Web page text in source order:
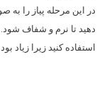
در این مرحله پیاز را به
دهید تا نرم و شفاف شود.
استفاده کنید زیرا